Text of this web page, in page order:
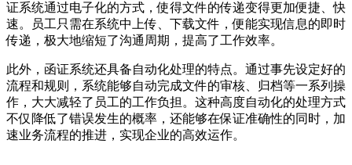
证系统通过电子化的方式，使得文件的传递变得更加便捷、快
速。员工只需在系统中上传、下载文件，便能实现信息的即时
传递，极大地缩短了沟通周期，提高了工作效率。
此外，函证系统还具备自动化处理的特点。通过事先设定好的
流程和规则，系统能够自动完成文件的审核、归档等一系列操
作，大大减轻了员工的工作负担。这种高度自动化的处理方式
不仅降低了错误发生的概率，还能够在保证准确性的同时，加
速业务流程的推进，实现企业的高效运作。